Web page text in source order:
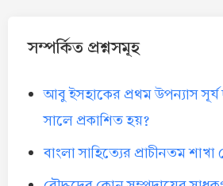
সম্পর্কিত প্রশ্নসমূহ
আবু ইসহাকের প্রথম উপন্যাস
সালে প্রকাশিত হয়?
বাংলা সাহিত্যের প্রাচীনতম